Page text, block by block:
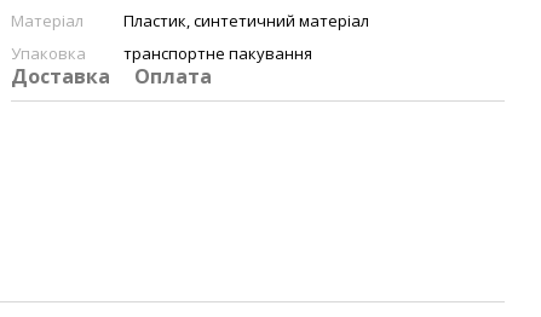
Матеріал
Пластик, синтетичний матеріал
Упаковка
транспортне пакування
Доставка Оплата